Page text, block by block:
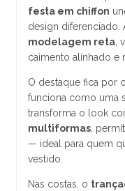
festa em chiffon
design diferenciado.
modelagem reta ,
caimento alinhado e
O destaque fica por
funciona como uma
transforma o look
multiformas ,
— ideal para quem
vestido.
Nas costas, o